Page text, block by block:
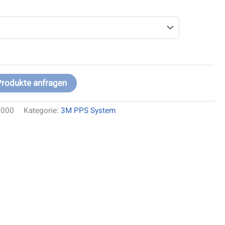
anfragen
Kategorie:3M PPS System